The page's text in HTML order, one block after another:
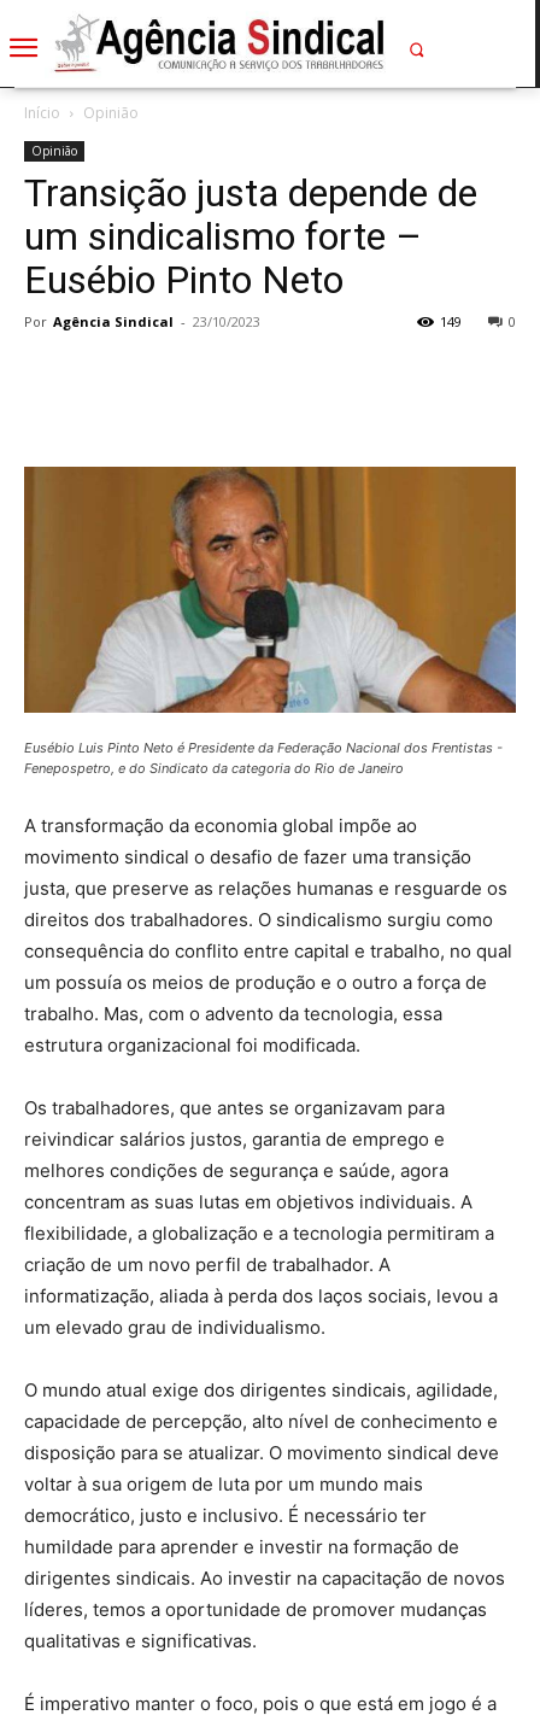
Início Opinião
Opinião
Transição justa depende de
um sindicalismo forte –
Eusébio Pinto Neto
Por Agência Sindical - 23/10/2023 0
149
Eusébio Luis Pinto Neto é Presidente da Federação Nacional dos Frentistas -
Fenepospetro, e do Sindicato da categoria do Rio de Janeiro
A transformação da economia global impõe ao
movimento sindical o desafio de fazer uma transição
justa, que preserve as relações humanas e resguarde os
direitos dos trabalhadores. O sindicalismo surgiu como
consequência do conflito entre capital e trabalho, no qual
um possuía os meios de produção e o outro a força de
trabalho. Mas, com o advento da tecnologia, essa
estrutura organizacional foi modificada.
Os trabalhadores, que antes se organizavam para
reivindicar salários justos, garantia de emprego e
melhores condições de segurança e saúde, agora
concentram as suas lutas em objetivos individuais. A
flexibilidade, a globalização e a tecnologia permitiram a
criação de um novo perfil de trabalhador. A
informatização, aliada à perda dos laços sociais, levou a
um elevado grau de individualismo.
O mundo atual exige dos dirigentes sindicais, agilidade,
capacidade de percepção, alto nível de conhecimento e
disposição para se atualizar. O movimento sindical deve
voltar à sua origem de luta por um mundo mais
democrático, justo e inclusivo. É necessário ter
humildade para aprender e investir na formação de
dirigentes sindicais. Ao investir na capacitação de novos
líderes, temos a oportunidade de promover mudanças
qualitativas e significativas.
É imperativo manter o foco, pois o que está em jogo é a